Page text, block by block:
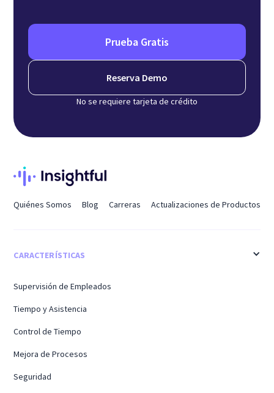
Prueba Gratis
Reserva Demo
No se requiere tarjeta de crédito
Quiénes Somos Blog Carreras Actualizaciones de Productos
CARACTERÍSTICAS
Supervisión de Empleados
Tiempo y Asistencia
Control de Tiempo
Mejora de Procesos
Seguridad